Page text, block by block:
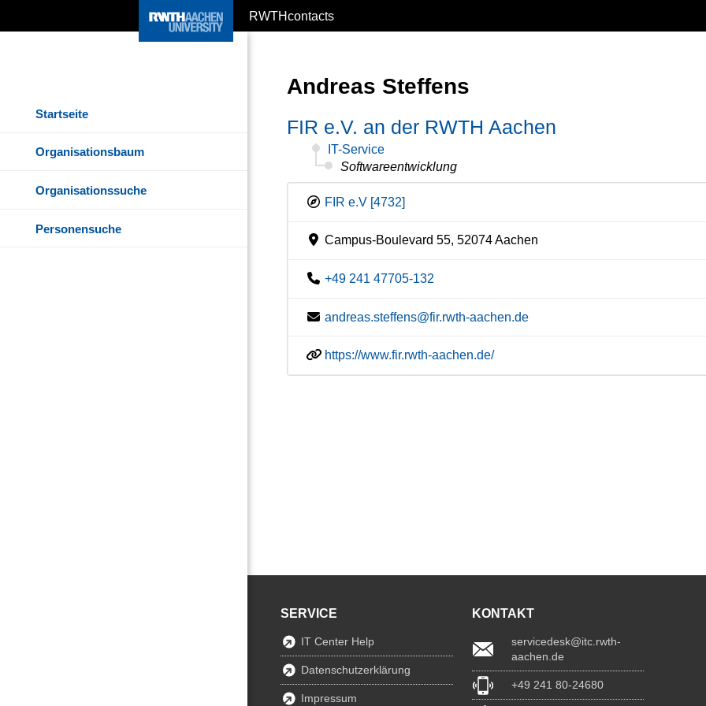
RWTHcontacts
Startseite
Organisationsbaum
Organisationssuche
Personensuche
Andreas Steffens
FIR e.V. an der RWTH Aachen
IT-Service
Softwareentwicklung
FIR e.V [4732]
Campus-Boulevard 55, 52074 Aachen
+49 241 47705-132
andreas.steffens@fir.rwth-aachen.de
https://www.fir.rwth-aachen.de/
SERVICE
IT Center Help
Datenschutzerklärung
Impressum
KONTAKT
servicedesk@itc.rwth-
aachen.de
+49 241 80-24680